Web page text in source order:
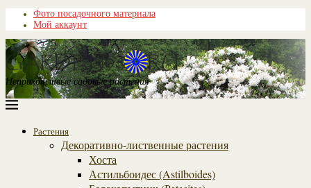
Фото посадочного материала
Мой аккаунт
Неприхотливые садовые растения
Растения
Декоративно-лиственные растения
Хоста
Астильбоидес (Astilboides)